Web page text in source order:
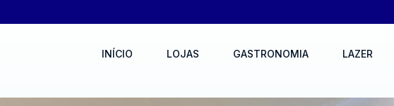
INÍCIO LOJAS GASTRONOMIA LAZER